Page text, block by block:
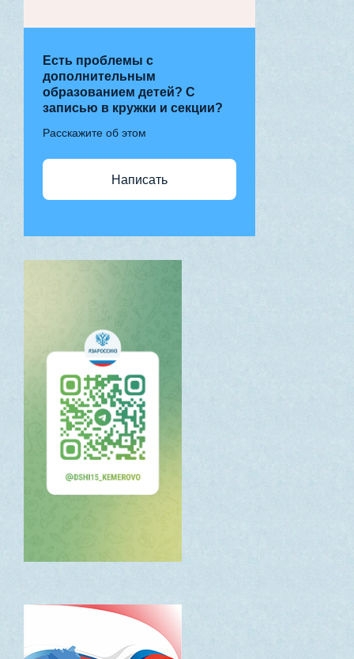
Есть проблемы с
дополнительным
образованием детей? С
записью в кружки и секции?
Расскажите об этом
Написать